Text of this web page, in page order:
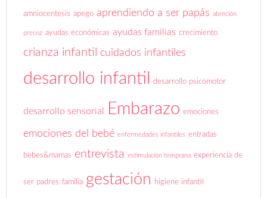
amniocentesis apego aprendiendo a ser papás atención
precoz ayudas económicas ayudas familias crecimiento
crianza infantil cuidados infantiles
desarrollo infantil desarrollo psicomotor
desarrollo sensorial Embarazo emociones
emociones del bebé enfermedades infantiles entradas
bebes&mamas entrevista estimulación temprana experiencia de
ser padres familia gestación higiene infantil